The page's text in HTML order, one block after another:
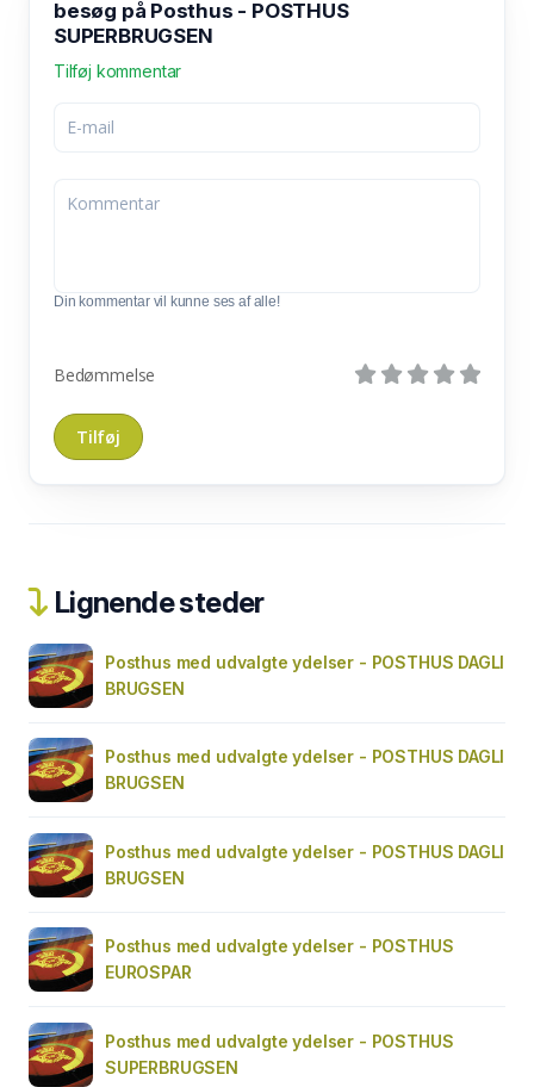
besøg på Posthus - POSTHUS
SUPERBRUGSEN
Tilføj kommentar
Din kommentar vil kunne ses af alle!
Bedømmelse
Lignende steder
Posthus med udvalgte ydelser - POSTHUS DAGLI
BRUGSEN
Posthus med udvalgte ydelser - POSTHUS DAGLI
BRUGSEN
Posthus med udvalgte ydelser - POSTHUS DAGLI
BRUGSEN
Posthus med udvalgte ydelser - POSTHUS
EUROSPAR
Posthus med udvalgte ydelser - POSTHUS
SUPERBRUGSEN